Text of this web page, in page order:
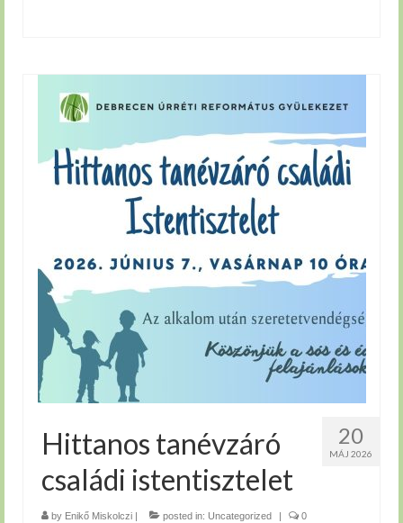
20
MÁJ 2026
Hittanos tanévzáró
családi istentisztelet
by Enikő Miskolczi | posted in: Uncategorized | 0